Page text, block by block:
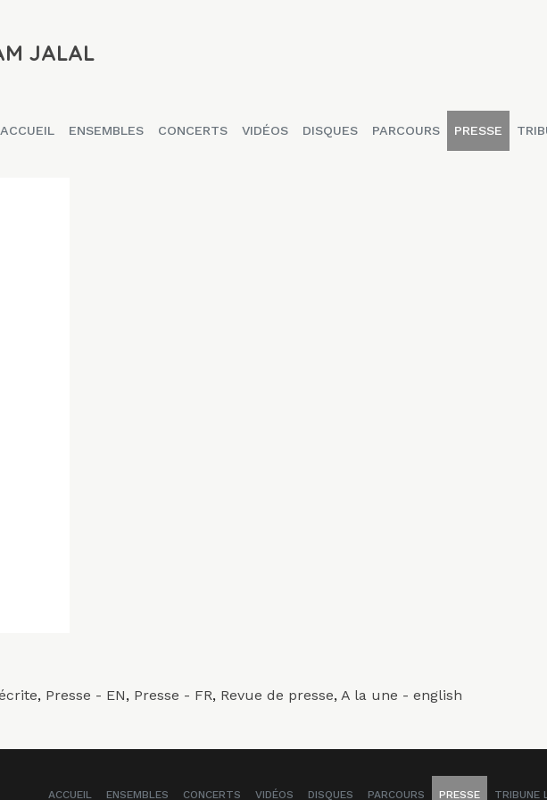
JALAL
ACCUEIL ENSEMBLES CONCERTS VIDÉOS DISQUES PARCOURS PRESSE
, Presse - EN, Presse - FR, Revue de presse, A la une - english
ACCUEIL ENSEMBLES CONCERTS VIDÉOS DISQUES PARCOURS PRESSE TRIBUNE